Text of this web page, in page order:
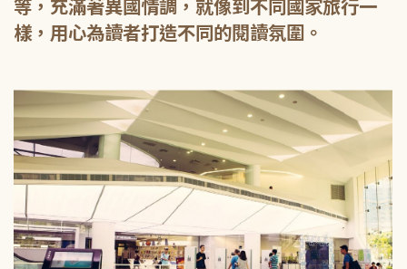
等，充滿著異國情調，就像到不同國家旅行一
樣，用心為讀者打造不同的閱讀氛圍。